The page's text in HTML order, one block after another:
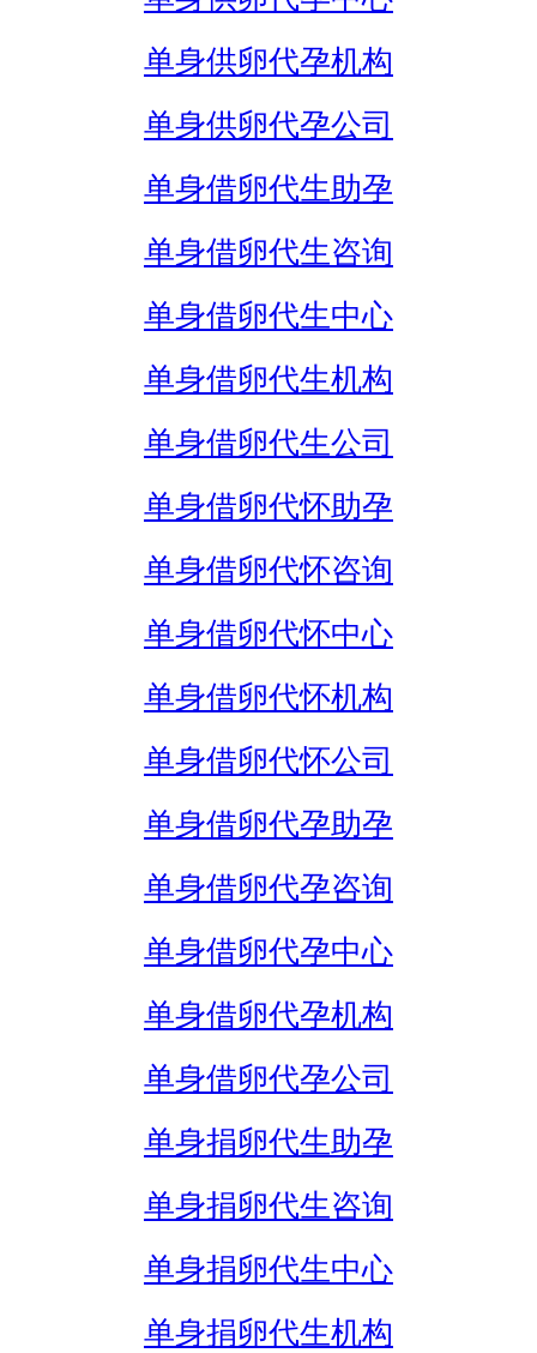
单身供卵代孕机构
单身供卵代孕公司
单身借卵代生助孕
单身借卵代生咨询
单身借卵代生中心
单身借卵代生机构
单身借卵代生公司
单身借卵代怀助孕
单身借卵代怀咨询
单身借卵代怀中心
单身借卵代怀机构
单身借卵代怀公司
单身借卵代孕助孕
单身借卵代孕咨询
单身借卵代孕中心
单身借卵代孕机构
单身借卵代孕公司
单身捐卵代生助孕
单身捐卵代生咨询
单身捐卵代生中心
单身捐卵代生机构